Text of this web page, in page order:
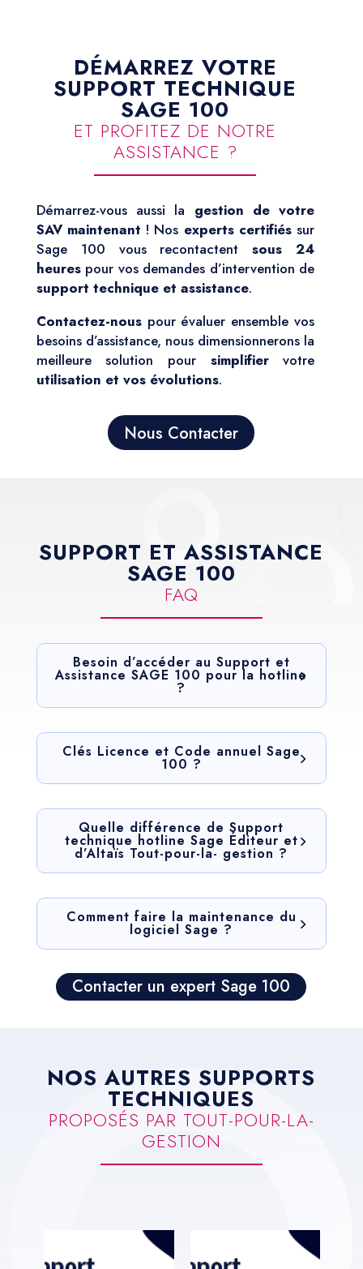
DÉMARREZ VOTRE
SUPPORT TECHNIQUE
SAGE 100
ET PROFITEZ DE NOTRE
ASSISTANCE ?
Démarrez-vous aussi la gestion de votre
SAV maintenant ! Nos experts certifiéssur
Sage 100 vous recontactentsous 24
heurespour vos demandes d’intervention de
support technique et assistance.
Contactez-nouspour évaluer ensemble vos
besoins d’assistance, nous dimensionnerons la
meilleure solution pour simplifiervotre
utilisation et vos évolutions.
Nous Contacter
SUPPORT ET ASSISTANCE
SAGE 100
FAQ
Besoin d’accéder au Support et
Assistance SAGE 100 pour la hotline
?
Clés Licence et Code annuel Sage
100 ?
Quelle différence de Support
technique hotline Sage Éditeur et
d’Altaïs Tout-pour-la- gestion ?
Comment faire la maintenance du
logiciel Sage ?
Contacter un expert Sage 100
NOS AUTRES SUPPORTS
TECHNIQUES
PROPOSÉS PAR TOUT-POUR-LA-
GESTION